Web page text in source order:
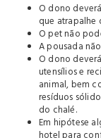
O dono
que atrapalhe
O pet não
A pousada
O dono
utensílios e
animal, bem
resíduos
do chalé.
Em hipótese